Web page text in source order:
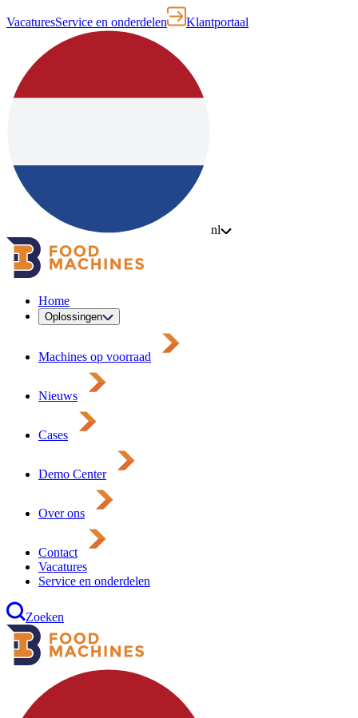
VacaturesService en onderdelen Klantportaal
nl
Home
Oplossingen
Machines op voorraad
Nieuws
Cases
Demo Center
Over ons
Contact
Vacatures
Service en onderdelen
Zoeken